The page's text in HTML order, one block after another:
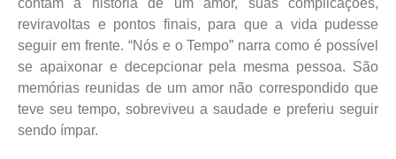
reviravoltas e pontos finais, para que a vida pudesse
seguir em frente. “Nós e o Tempo” narra como é possível
se apaixonar e decepcionar pela mesma pessoa. São
memórias reunidas de um amor não correspondido que
teve seu tempo, sobreviveu a saudade e preferiu seguir
sendo ímpar.